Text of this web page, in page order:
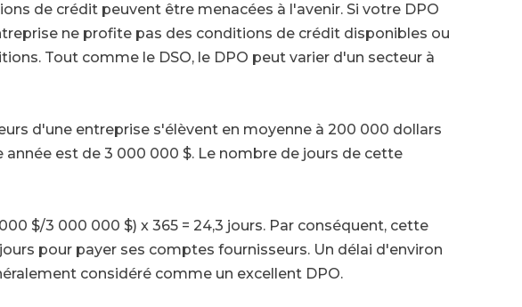
de crédit peuvent être menacées à l'avenir. Si votre DPO
ne profite pas des conditions de crédit disponibles ou
Tout comme le DSO, le DPO peut varier d'un secteur à
d'une entreprise s'élèvent en moyenne à 200 000 dollars
année est de 3 000 000 $. Le nombre de jours de cette
$/3 000 000 $) x 365 = 24,3 jours. Par conséquent, cette
pour payer ses comptes fournisseurs. Un délai d'environ
considéré comme un excellent DPO.